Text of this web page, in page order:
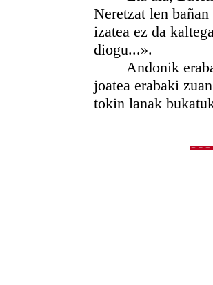
Neretzat len
izatea ez da
diogu...».
Andonik erabaki
joatea erabaki
tokin lanak